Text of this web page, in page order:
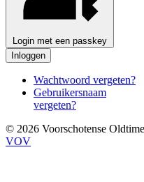
Login met een passkey
Inloggen
Wachtwoord vergeten?
Gebruikersnaam
vergeten?
© 2026 Voorschotense
VOV